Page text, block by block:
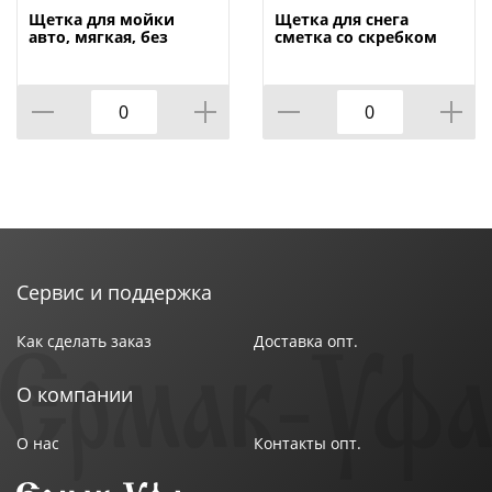
Размер : 30х30 см
Размер упаковки : 32,5х14,4х2,9 см
20%, вторая сторона: полиэстер 100%
Уход : Легко стирать и сушить
Цвет : Серый
Щетка для мойки
авто, мягкая, без
1/18
Щетка для снега
сметка со скребком
Сервис и поддержка
Как сделать заказ Доставка опт.
О компании
О нас Контакты опт.